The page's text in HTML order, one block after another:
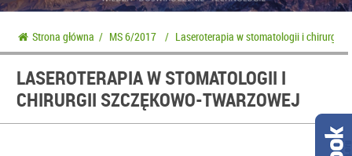
Strona główna / MS 6/2017 / Laseroterapia w stomatologii i chirurgii
LASEROTERAPIA W STOMATOLOGII I
CHIRURGII SZCZĘKOWO-TWARZOWEJ